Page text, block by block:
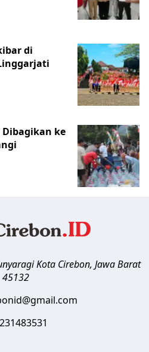
di
Dibagikan ke
Kota Cirebon, Jawa Barat
45132